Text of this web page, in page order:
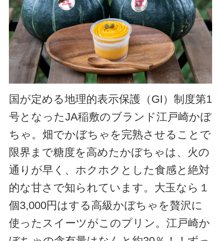
国が定める地理的表示保護（GI）制度第1
号となったJA稲敷のブランド江戸崎かぼ
ちゃ。畑でかぼちゃを完熟させることで
限界まで糖度を高めたかぼちゃは、火の
通りが早く、ホクホクとした食感と絶対
的な甘さで知られています。大玉なら１
個3,000円はする高級かぼちゃを贅沢に
使ったスイーツがこのプリン。江戸崎か